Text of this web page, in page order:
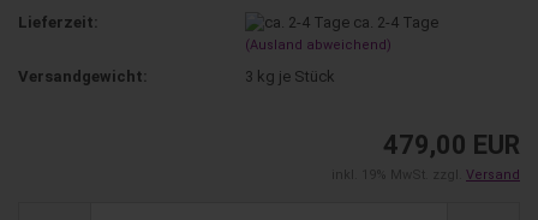
Lieferzeit:
ca. 2-4 Tage
(Ausland abweichend)
Versandgewicht: 3 kg je Stück
479,00 EUR
Versand